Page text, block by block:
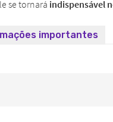
importantes